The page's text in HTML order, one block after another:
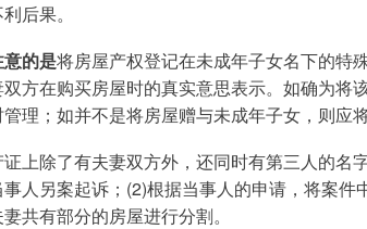
后果。
的是将房屋产权登记在未成年子女名下的特
方在购买房屋时的真实意思表示。如确为
理；如并不是将房屋赠与未成年子女，则应
上除了有夫妻双方外，还同时有第三人的名
人另案起诉；(2)根据当事人的申请，将案
共有部分的房屋进行分割。